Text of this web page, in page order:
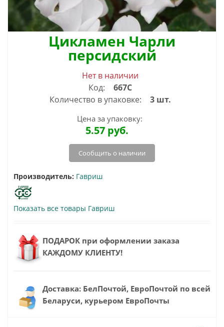
Цикламен Чарли
персидский
Нет в наличии
Код:
667С
Количество в упаковке:
3 шт.
Цена за упаковку:
5.57 руб.
Сообщить о наличии
Производитель: Гавриш
Показать все товары Гавриш
ПОДАРОК при оформлении заказа
КАЖДОМУ КЛИЕНТУ!
Доставка: БелПочтой, ЕвроПочтой по всей
Беларуси, курьером ЕвроПочты